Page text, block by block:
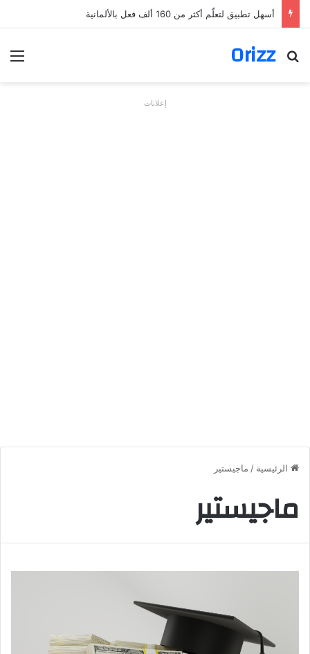
أسهل تطبيق لتعلّم أكثر من 160 ألف فعل بالألمانية
Orizz
بحث عن
إعلانات
الرئيسية / ماجيستير
ماجيستير